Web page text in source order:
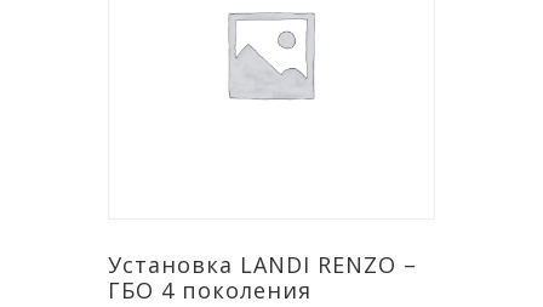
Установка LANDI RENZO –
ГБО 4 поколения